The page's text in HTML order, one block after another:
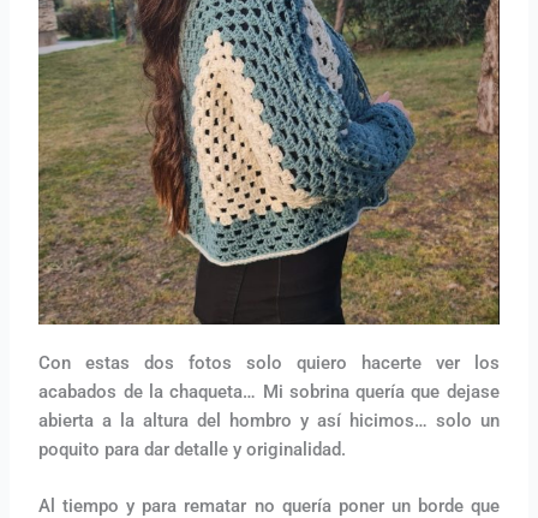
Con estas dos fotos solo quiero hacerte ver los
acabados de la chaqueta… Mi sobrina quería que dejase
abierta a la altura del hombro y así hicimos… solo un
poquito para dar detalle y originalidad.
Al tiempo y para rematar no quería poner un borde que